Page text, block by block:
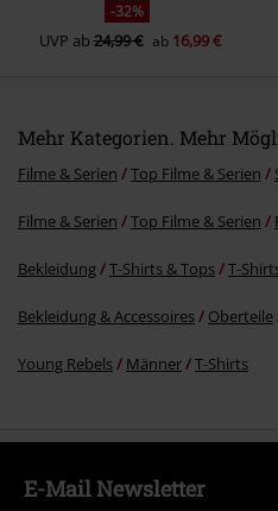
-32%
UVP ab24,99 € ab 16,99 €
Mehr Kategorien. Mehr
Filme & Serien Top Filme & Serien
Filme & Serien Top Filme & Serien
Bekleidung T-Shirts & Tops T-
Bekleidung & Accessoires Oberteile
Young Rebels Männer T-Shirts
E-Mail Newsletter